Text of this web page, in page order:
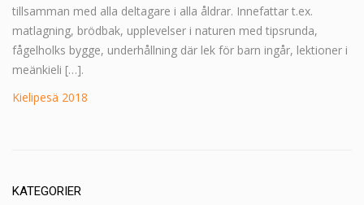
tillsamman med alla deltagare i alla åldrar. Innefattar t.ex.
matlagning, brödbak, upplevelser i naturen med tipsrunda,
fågelholks bygge, underhållning där lek för barn ingår, lektioner i
meänkieli […].
Kielipesä 2018
KATEGORIER